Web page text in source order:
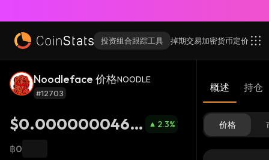
投资组合跟踪工具 掉期交易加密货币定价
Noodleface 价格NOODLE
#12703
$0.0000000469
9
2.3%
฿0
概述 持仓
价格